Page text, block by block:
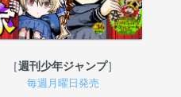
週刊少年ジャンプ
毎週月曜日発売